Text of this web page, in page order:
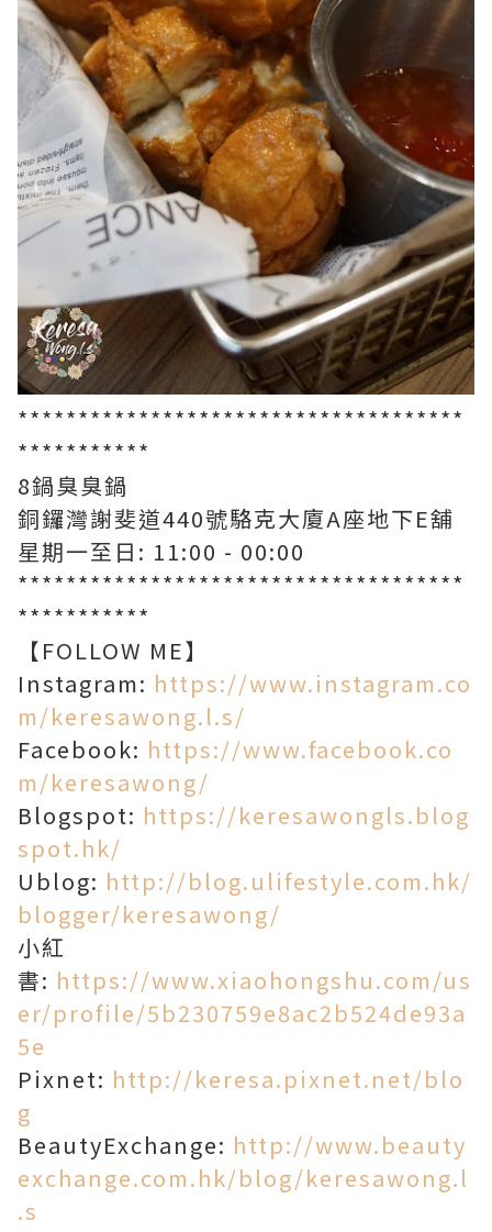
*************************************
***********
8鍋臭臭鍋
銅鑼灣謝斐道440號駱克大廈A座地下E舖
星期一至日: 11:00 - 00:00
*************************************
***********
【FOLLOW ME】
Instagram: https://www.instagram.co
m/keresawong.l.s/
Facebook: https://www.facebook.co
m/keresawong/
Blogspot: https://keresawongls.blog
spot.hk/
Ublog: http://blog.ulifestyle.com.hk/
blogger/keresawong/
小紅
書: https://www.xiaohongshu.com/us
er/profile/5b230759e8ac2b524de93a
5e
Pixnet: http://keresa.pixnet.net/blo
g
BeautyExchange: http://www.beauty
exchange.com.hk/blog/keresawong.l
.s